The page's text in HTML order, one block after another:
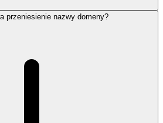
przeniesienie nazwy domeny?